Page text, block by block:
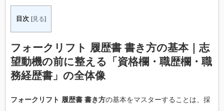
目次 [見る]
フォークリフト 履歴書 書き方の基本｜志
望動機の前に整える「資格欄・職歴欄・職
務経歴書」の全体像
フォークリフト 履歴書 書き方の基本をマスターすることは、採